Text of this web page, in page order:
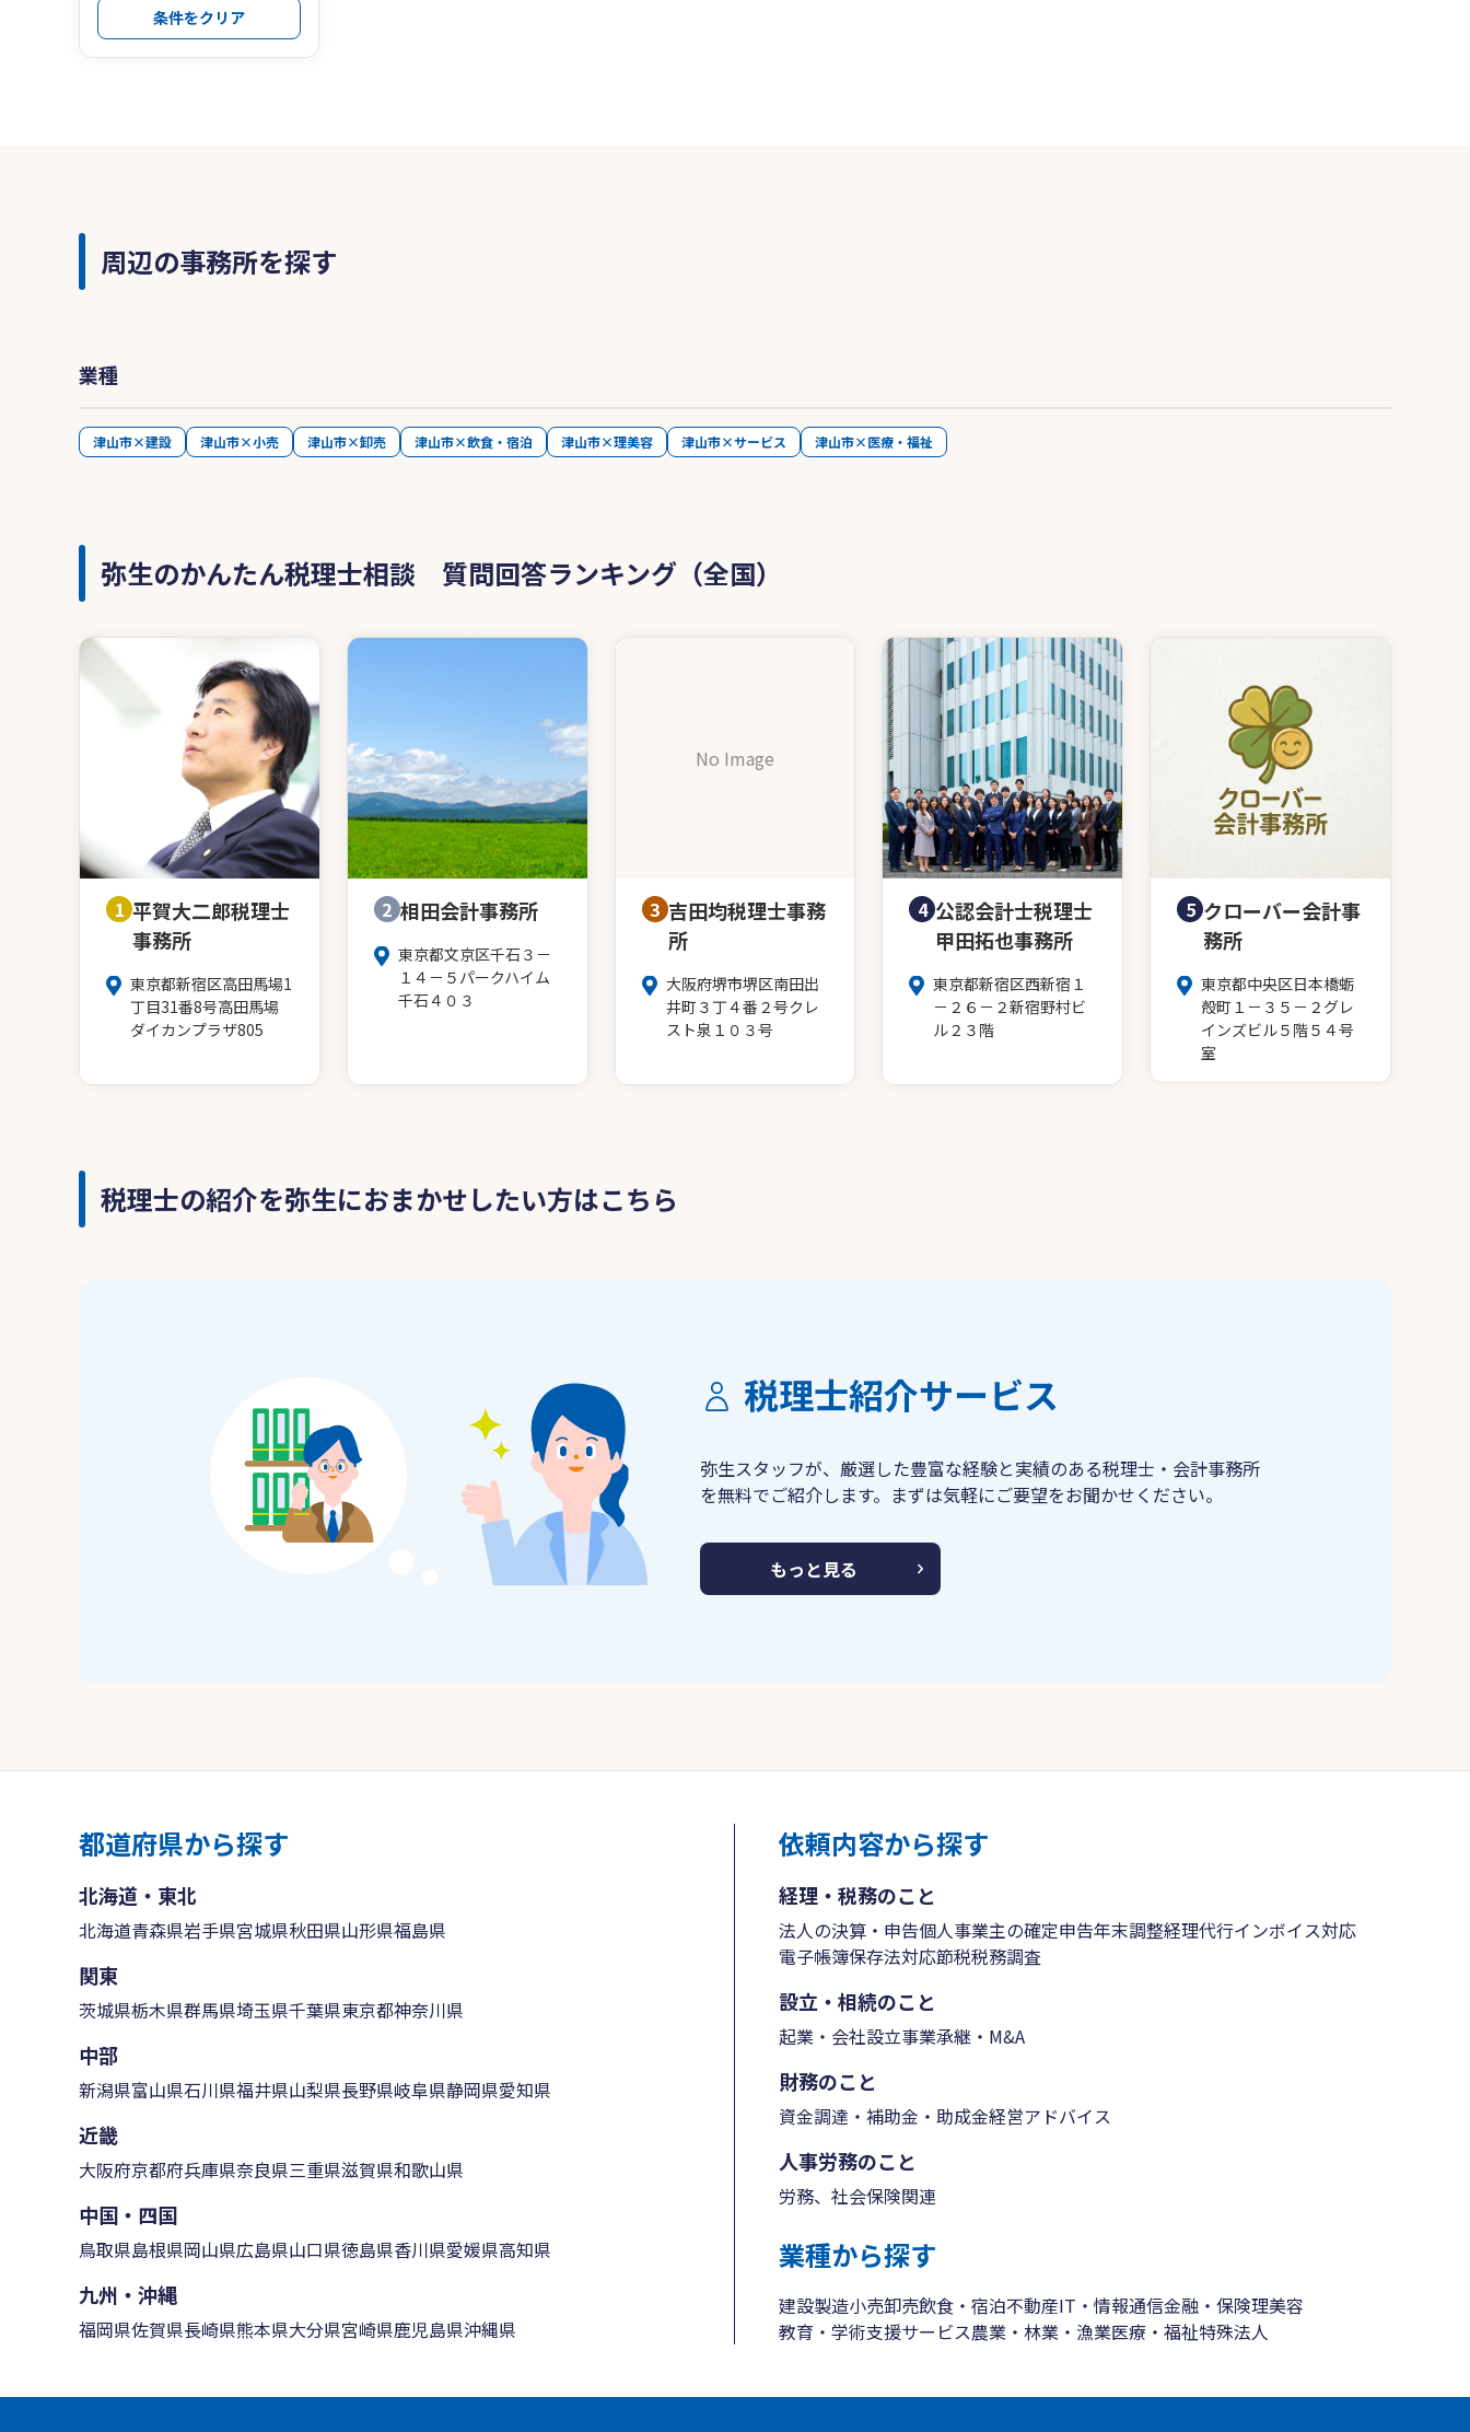
条件をクリア
周辺の事務所を探す
業種
津山市×建設 津山市×小売 津山市×卸売 津山市×飲食・宿泊 津山市×理美容 津山市×サービス 津山市×医療・福祉
弥生のかんたん税理士相談 質問回答ランキング（全国）
1 平賀大二郎税理士
事務所
東京都新宿区高田馬場1
丁目31番8号高田馬場
ダイカンプラザ805
2 相田会計事務所
東京都文京区千石３－
１４－５パークハイム
千石４０３
No Image
3 吉田均税理士事務
所
大阪府堺市堺区南田出
井町３丁４番２号クレ
スト泉１０３号
4 公認会計士税理士
甲田拓也事務所
東京都新宿区西新宿１
－２６－２新宿野村ビ
ル２３階
5 クローバー会計事
務所
東京都中央区日本橋蛎
殻町１－３５－２グレ
インズビル５階５４号
室
税理士の紹介を弥生におまかせしたい方はこちら
税理士紹介サービス
弥生スタッフが、厳選した豊富な経験と実績のある税理士・会計事務所
を無料でご紹介します。まずは気軽にご要望をお聞かせください。
もっと見る
都道府県から探す
北海道・東北
北海道青森県岩手県宮城県秋田県山形県福島県
関東
茨城県栃木県群馬県埼玉県千葉県東京都神奈川県
中部
新潟県富山県石川県福井県山梨県長野県岐阜県静岡県愛知県
近畿
大阪府京都府兵庫県奈良県三重県滋賀県和歌山県
中国・四国
鳥取県島根県岡山県広島県山口県徳島県香川県愛媛県高知県
九州・沖縄
福岡県佐賀県長崎県熊本県大分県宮崎県鹿児島県沖縄県
依頼内容から探す
経理・税務のこと
法人の決算・申告個人事業主の確定申告年末調整経理代行インボイス対応
電子帳簿保存法対応節税税務調査
設立・相続のこと
起業・会社設立事業承継・M&A
財務のこと
資金調達・補助金・助成金経営アドバイス
人事労務のこと
労務、社会保険関連
業種から探す
建設製造小売卸売飲食・宿泊不動産IT・情報通信金融・保険理美容
教育・学術支援サービス農業・林業・漁業医療・福祉特殊法人